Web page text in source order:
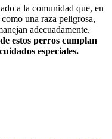
a la comunidad que, en
una raza peligrosa,
adecuadamente.
estos perros cumplan
especiales.